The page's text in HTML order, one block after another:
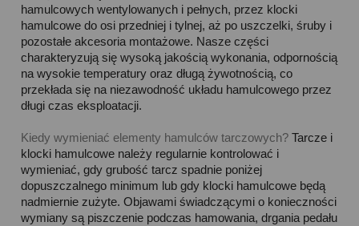
hamulcowych wentylowanych i pełnych, przez klocki
hamulcowe do osi przedniej i tylnej, aż po uszczelki, śruby i
pozostałe akcesoria montażowe. Nasze części
charakteryzują się wysoką jakością wykonania, odpornością
na wysokie temperatury oraz długą żywotnością, co
przekłada się na niezawodność układu hamulcowego przez
długi czas eksploatacji.
Kiedy wymieniać elementy hamulców tarczowych? Tarcze i
klocki hamulcowe należy regularnie kontrolować i
wymieniać, gdy grubość tarcz spadnie poniżej
dopuszczalnego minimum lub gdy klocki hamulcowe będą
nadmiernie zużyte. Objawami świadczącymi o konieczności
wymiany są piszczenie podczas hamowania, drgania pedału